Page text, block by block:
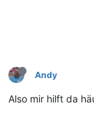
Andy
Also mir hilft da